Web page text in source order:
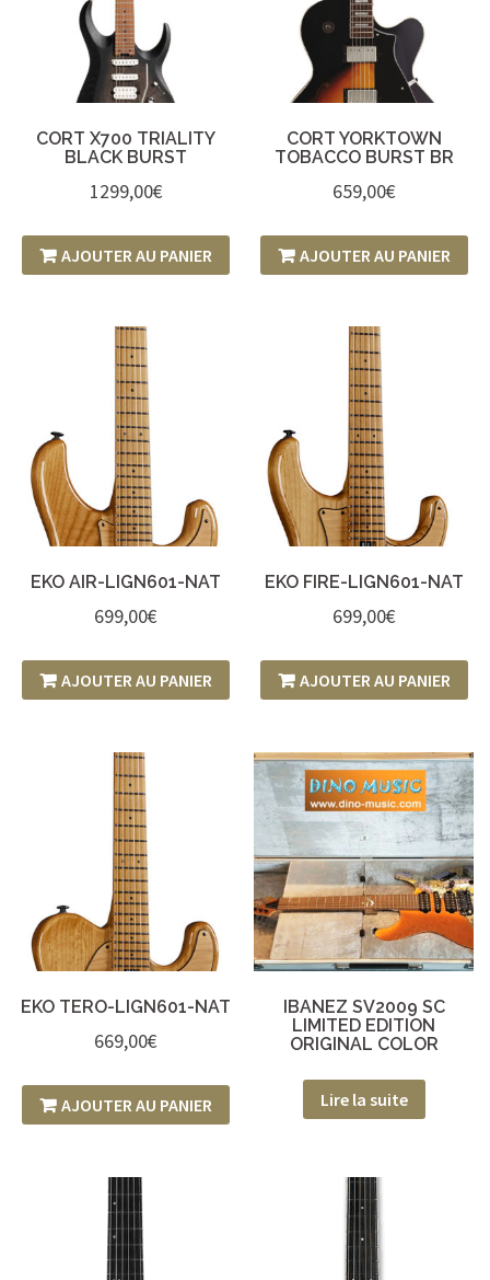
CORT X700 TRIALITY
BLACK BURST
1299,00€
AJOUTER AU PANIER
CORT YORKTOWN
TOBACCO BURST BR
659,00€
AJOUTER AU PANIER
EKO AIR-LIGN601-NAT
699,00€
AJOUTER AU PANIER
EKO FIRE-LIGN601-NAT
699,00€
AJOUTER AU PANIER
EKO TERO-LIGN601-NAT
669,00€
AJOUTER AU PANIER
IBANEZ SV2009 SC
LIMITED EDITION
ORIGINAL COLOR
Lire la suite